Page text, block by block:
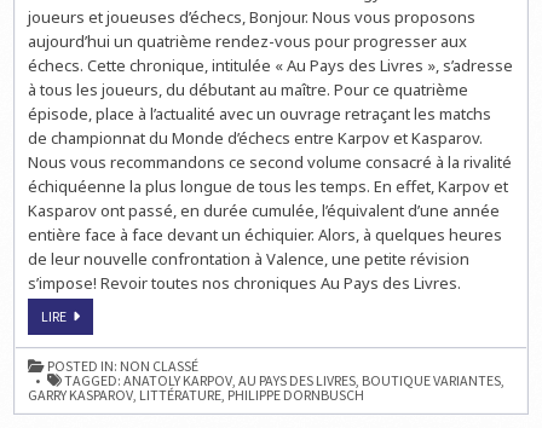
LE
RENDEZ-
VOUS
DE
CHESS
&
STRATEGY
KASPAROV
VS
KARPOV
joueurs et joueuses d’échecs, Bonjour. Nous vous proposons
aujourd’hui un quatrième rendez-vous pour progresser aux
échecs. Cette chronique, intitulée « Au Pays des Livres », s’adresse
à tous les joueurs, du débutant au maître. Pour ce quatrième
épisode, place à l’actualité avec un ouvrage retraçant les matchs
de championnat du Monde d’échecs entre Karpov et Kasparov.
Nous vous recommandons ce second volume consacré à la rivalité
échiquéenne la plus longue de tous les temps. En effet, Karpov et
Kasparov ont passé, en durée cumulée, l’équivalent d’une année
entière face à face devant un échiquier. Alors, à quelques heures
de leur nouvelle confrontation à Valence, une petite révision
s’impose! Revoir toutes nos chroniques Au Pays des Livres.
LIREAU
DES
LIVRES,
LE
RENDEZ-
VOUS
LITTÉRAIRE
POSTED IN: NON CLASSÉ
TAGGED:ANATOLY KARPOV,AU PAYS DES LIVRES, BOUTIQUE VARIANTES,
GARRY KASPAROV, LITTÉRATURE, PHILIPPE DORNBUSCH